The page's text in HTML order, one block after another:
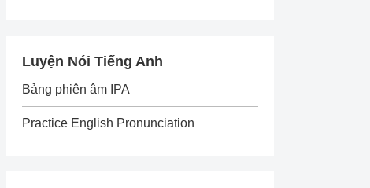
Luyện Nói Tiếng Anh
Bảng phiên âm IPA
Practice English Pronunciation